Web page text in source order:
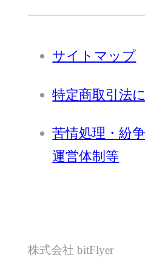
サイトマップ
特定商取引法
苦情処理・紛
運営体制等
株式会社 bitFlyer